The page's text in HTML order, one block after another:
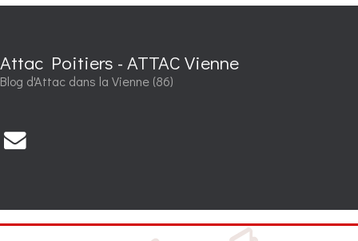
Attac Poitiers - ATTAC Vienne
Blog d'Attac dans la Vienne (86)